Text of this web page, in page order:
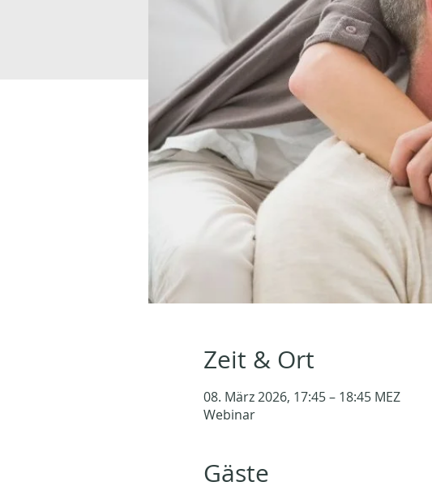
Zeit & Ort
08. März 2026, 17:45 – 18:45 MEZ
Webinar
Gäste